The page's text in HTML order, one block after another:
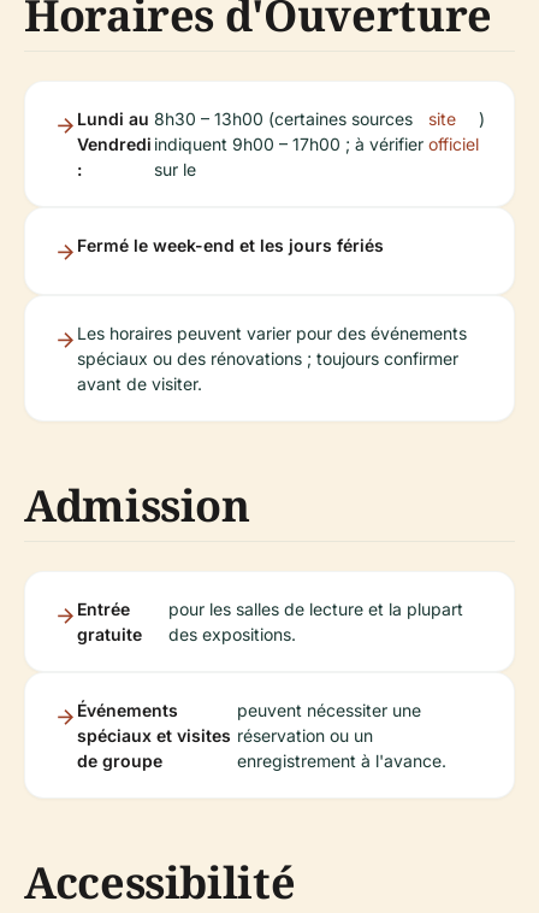
Horaires d'Ouverture
Lundi au
Vendredi
:
8h30 – 13h00 (certaines sources
indiquent 9h00 – 17h00 ; à vérifier
sur le
site
officiel
)
Fermé le week-end et les jours fériés
Les horaires peuvent varier pour des événements
spéciaux ou des rénovations ; toujours confirmer
avant de visiter.
Admission
Entrée
gratuite
pour les salles de lecture et la plupart
des expositions.
Événements
spéciaux et visites
de groupe
peuvent nécessiter une
réservation ou un
enregistrement à l'avance.
Accessibilité